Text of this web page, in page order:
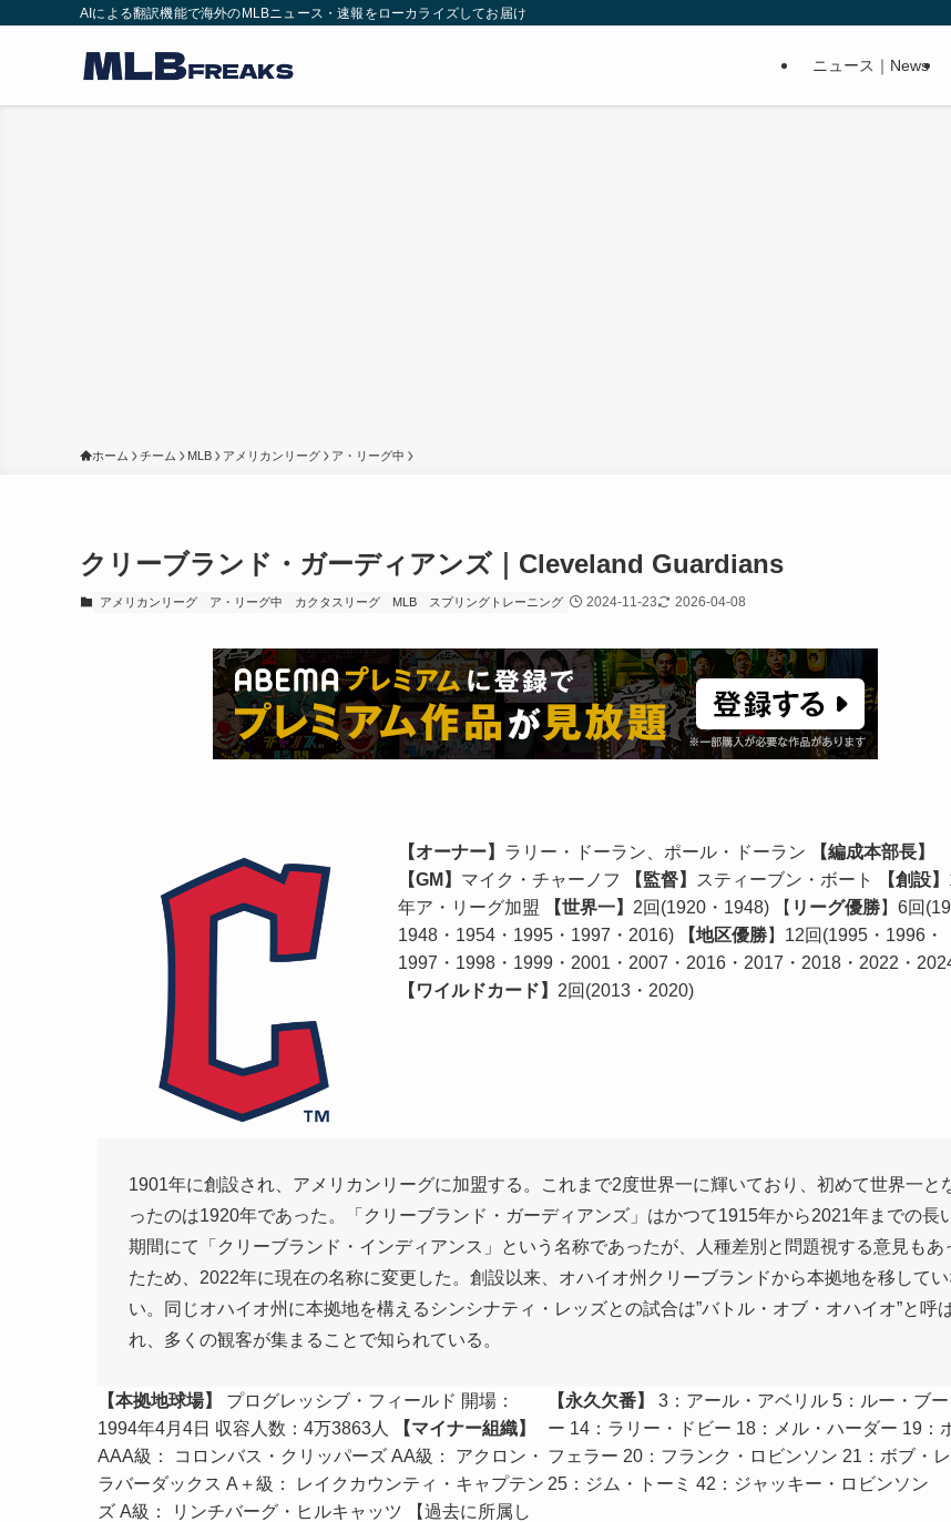
AIによる翻訳機能で海外のMLBニュース・速報をローカライズしてお届け
ニュース｜News
ホーム チーム MLB アメリカンリーグ ア・リーグ中
クリーブランド・ガーディアンズ｜Cleveland Guardians
アメリカンリーグ ア・リーグ中 カクタスリーグ MLB スプリングトレーニング 2024-11-23 2026-04-08
【オーナー】 ラリー・ドーラン、ポール・ドーラン
【編成本部長】
【GM】 マイク・チャーノフ 【監督】 スティーブン・ボート 【創設】
年ア・リーグ加盟
【世界一】 2回(1920・1948) 【 リーグ優勝】6回
1948・1954・1995・1997・2016)
【地区優勝】12回(1995・1996・
1997・1998・1999・2001・2007・2016・2017・2018・2022・
【ワイルドカード】 2回(2013・2020)
1901年に創設され、アメリカンリーグに加盟する。これまで2度世界一に輝いており、初めて世界一と
ったのは1920年であった。「クリーブランド・ガーディアンズ」はかつて1915年から2021年までの長
期間にて「クリーブランド・インディアンス」という名称であったが、人種差別と問題視する意見もあ
たため、2022年に現在の名称に変更した。創設以来、オハイオ州クリーブランドから本拠地を移してい
い。同じオハイオ州に本拠地を構えるシンシナティ・レッズとの試合は”バトル・オブ・オハイオ”と呼
れ、多くの観客が集まることで知られている。
【本拠地球場】
プログレッシブ・フィールド 開場：
1994年4月4日 収容人数：4万3863人
【マイナー組織】
AAA級： コロンバス・クリッパーズ AA級： アクロン・
ラバーダックス A＋級： レイクカウンティ・キャプテン
ズ A級： リンチバーグ・ヒルキャッツ 【過去に所属し
【永久欠番】
3：アール・アベリル 5：ルー・ブー
ー 14：ラリー・ドビー 18：メル・ハーダー 19：
フェラー 20：フランク・ロビンソン 21：ボブ・
25：ジム・トーミ 42：ジャッキー・ロビンソン